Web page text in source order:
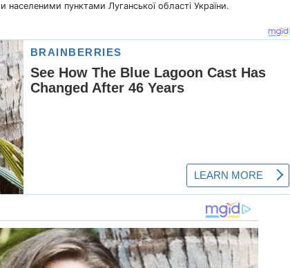
населеними пунктами Луганської області України.